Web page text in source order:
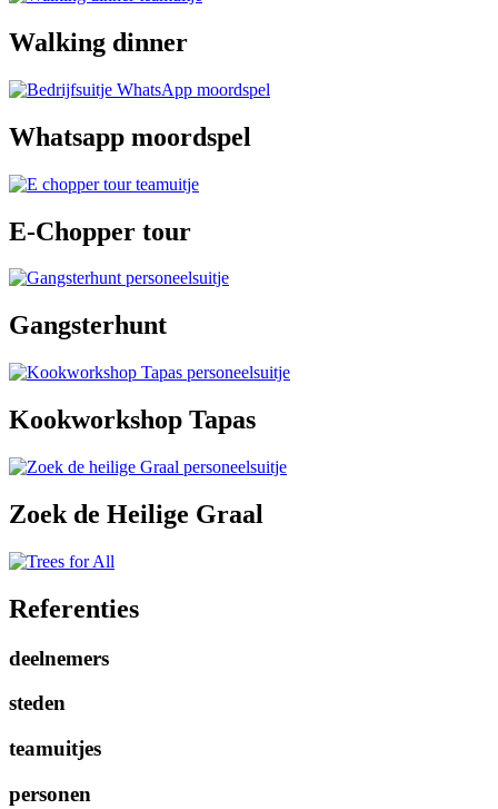
Walking dinner
Whatsapp moordspel
E-Chopper tour
Gangsterhunt
Kookworkshop Tapas
Zoek de Heilige Graal
Referenties
deelnemers
steden
teamuitjes
personen